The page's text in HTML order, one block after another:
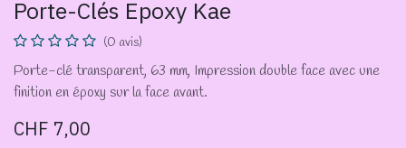
Porte-Clés Epoxy Kae
(0 avis)
Porte-clé transparent, 63 mm, Impression double face avec une
finition en époxy sur la face avant.
CHF 7,00